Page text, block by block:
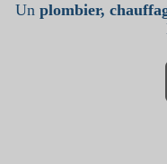
Un plombier,